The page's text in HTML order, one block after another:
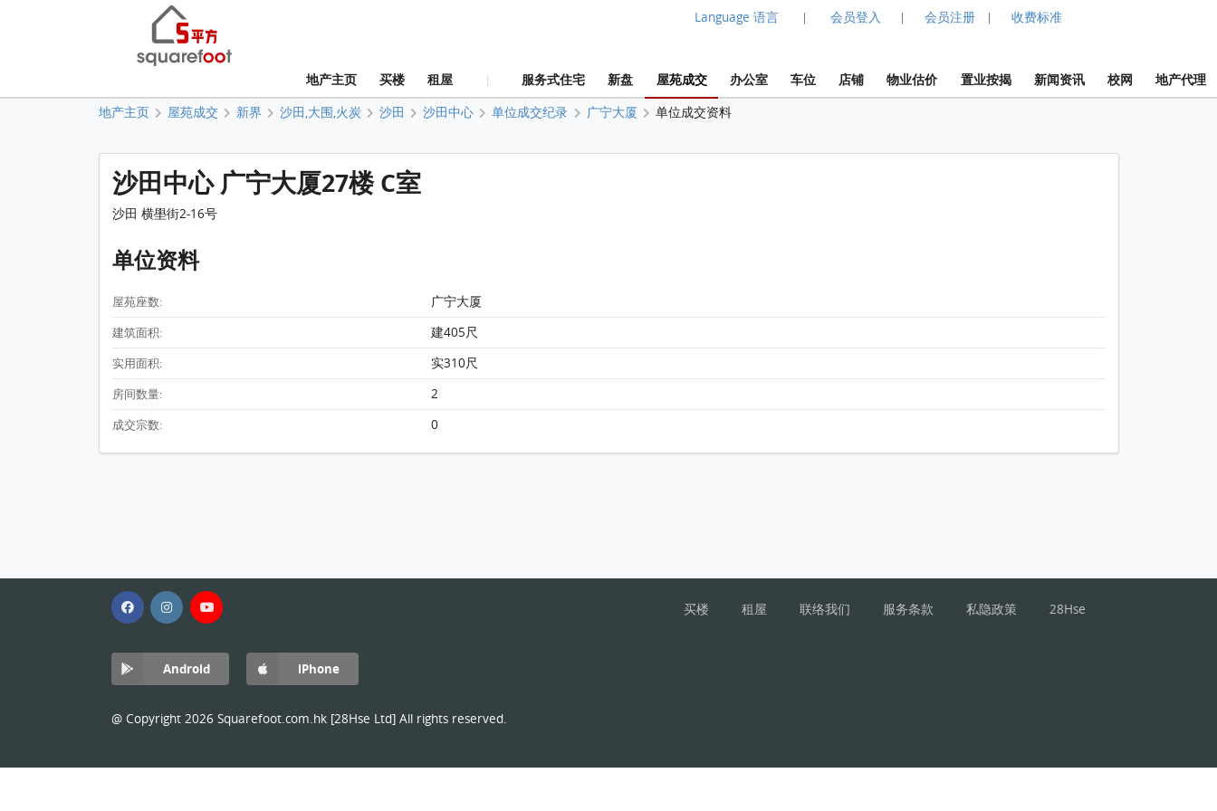
Language 语言 | 会员登入 | 会员注册 | 收费标准
地产主页 买楼 租屋 | 服务式住宅 新盘 屋苑成交 办公室 车位 店铺 物业估价 置业按揭 新闻资讯 校网 地产代理
地产主页 屋苑成交 新界 沙田,大围,火炭 沙田 沙田中心 单位成交纪录 广宁大厦 单位成交资料
沙田中心 广宁大厦27楼 C室
沙田 横壆街2-16号
单位资料
屋苑座数: 广宁大厦
建筑面积: 建405尺
实用面积: 实310尺
房间数量: 2
成交宗数: 0
买楼 租屋 联络我们 服务条款 私隐政策 28Hse
Android iPhone
@ Copyright 2026 Squarefoot.com.hk [28Hse Ltd] All rights reserved.